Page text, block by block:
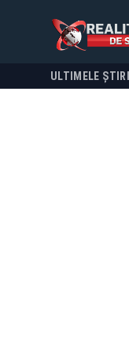
ULTIMELE ȘTIRI